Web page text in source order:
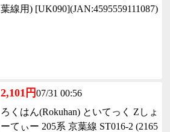
葉線用) [UK090](JAN:4595559111087)
2,101円07/31 00:56
ろくはん(Rokuhan) といてっく Zしょ
ーてぃー 205系 京葉線 ST016-2 (2165